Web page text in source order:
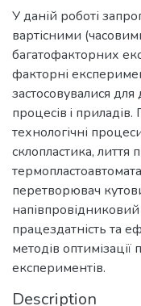
У даній роботі
вартісними
багатофакторних
факторні
застосовувалися
процесів i
технологічні
склопластика, лиття
перетворювач
працездатність та
методів
експериментів.
Description